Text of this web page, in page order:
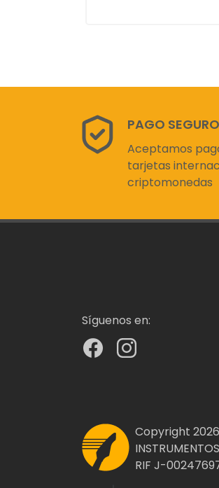
PAGO SEGURO
Aceptamos
tarjetas
criptomonedas
Síguenos en:
Copyright 2026
RIF J-